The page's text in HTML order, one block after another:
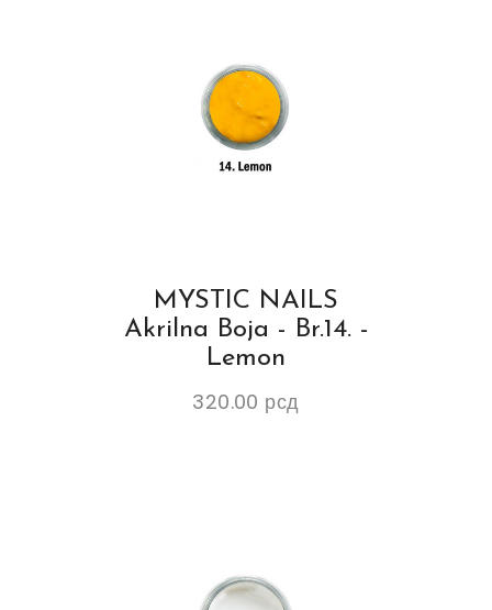
MYSTIC NAILS
Akrilna Boja - Br.14. -
Lemon
320.00 рсд